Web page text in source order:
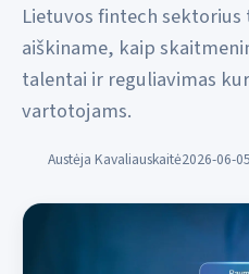
Lietuvos fintech
aiškiname, kaip
talentai ir reguliavimas
vartotojams.
Austėja Kavaliauskaitė2026-06-05